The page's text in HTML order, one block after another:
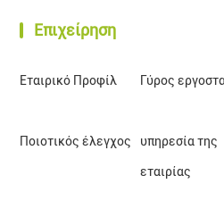
Επιχείρηση
Εταιρικό Προφίλ Γύρος
Ποιοτικός έλεγχος υπηρεσία της
εταιρίας